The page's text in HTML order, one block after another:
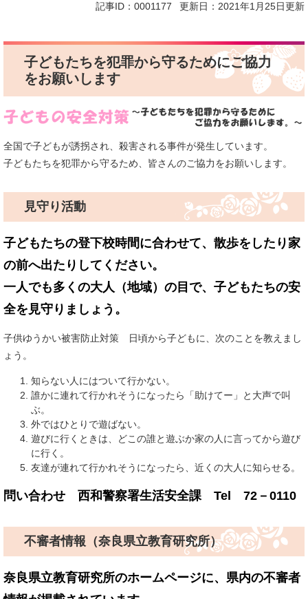
記事ID：0001177 更新日：2021年1月25日更新
子どもたちを犯罪から守るためにご協力
をお願いします
全国で子どもが誘拐され、殺害される事件が発生しています。
子どもたちを犯罪から守るため、皆さんのご協力をお願いします。
見守り活動
子どもたちの登下校時間に合わせて、散歩をしたり家
の前へ出たりしてください。
一人でも多くの大人（地域）の目で、子どもたちの安
全を見守りましょう。
子供ゆうかい被害防止対策 日頃から子どもに、次のことを教えまし
ょう。
知らない人にはついて行かない。
誰かに連れて行かれそうになったら「助けてー」と大声で叫
ぶ。
外ではひとりで遊ばない。
遊びに行くときは、どこの誰と遊ぶか家の人に言ってから遊び
に行く。
友達が連れて行かれそうになったら、近くの大人に知らせる。
問い合わせ 西和警察署生活安全課 Tel 72－0110
不審者情報（奈良県立教育研究所）
奈良県立教育研究所のホームページに、県内の不審者